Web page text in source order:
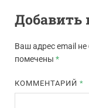
Добавить
Ваш адрес email
помечены *
КОММЕНТАРИЙ*